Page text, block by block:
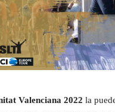
Valenciana 2022 la